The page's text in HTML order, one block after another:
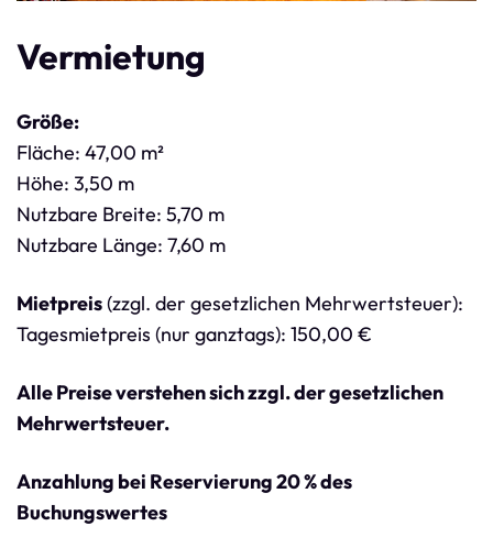
Vermietung
Größe:
Fläche: 47,00 m²
Höhe: 3,50 m
Nutzbare Breite: 5,70 m
Nutzbare Länge: 7,60 m
Mietpreis(zzgl. der gesetzlichen Mehrwertsteuer):
Tagesmietpreis (nur ganztags): 150,00 €
Alle Preise verstehen sich zzgl. der gesetzlichen
Mehrwertsteuer.
Anzahlung bei Reservierung 20 % des
Buchungswertes